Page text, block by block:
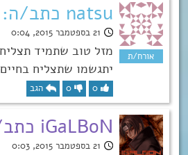
natsu כתב/ה:
21 בספטמבר 2015, 0:04
מזל טוב שתמיד
יתגשמו שתצליח
0
0 הגב
iGaLBoN כתב/ה:
21 בספטמבר 2015, 0:03